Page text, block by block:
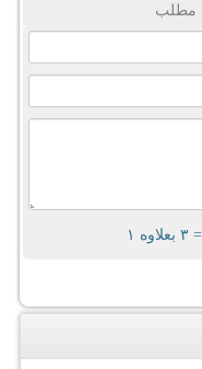
مطلب
= ۳ بعلاوه ۱